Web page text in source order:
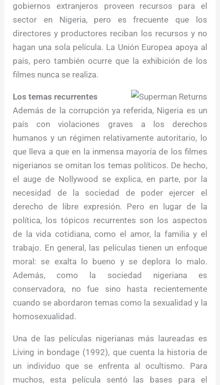
gobiernos extranjeros proveen recursos para el
sector en Nigeria, pero es frecuente que los
directores y productores reciban los recursos y no
hagan una sola película. La Unión Europea apoya al
país, pero también ocurre que la exhibición de los
filmes nunca se realiza.
Los temas recurrentes
Además de la corrupción ya referida, Nigeria es un
país con violaciones graves a los derechos
humanos y un régimen relativamente autoritario, lo
que lleva a que en la inmensa mayoría de los filmes
nigerianos se omitan los temas políticos. De hecho,
el auge de Nollywood se explica, en parte, por la
necesidad de la sociedad de poder ejercer el
derecho de libre expresión. Pero en lugar de la
política, los tópicos recurrentes son los aspectos
de la vida cotidiana, como el amor, la familia y el
trabajo. En general, las películas tienen un enfoque
moral: se exalta lo bueno y se deplora lo malo.
Además, como la sociedad nigeriana es
conservadora, no fue sino hasta recientemente
cuando se abordaron temas como la sexualidad y la
homosexualidad.
Una de las películas nigerianas más laureadas es
Living in bondage (1992), que cuenta la historia de
un individuo que se enfrenta al ocultismo. Para
muchos, esta película sentó las bases para el